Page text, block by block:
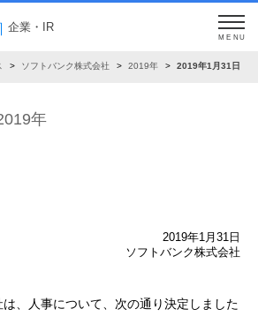
企業・IR
MENU
ソフトバンク株式会社 2019年 2019年1月31日
年
2019年1月31日
ソフトバンク株式会社
、人事について、次の通り決定しました